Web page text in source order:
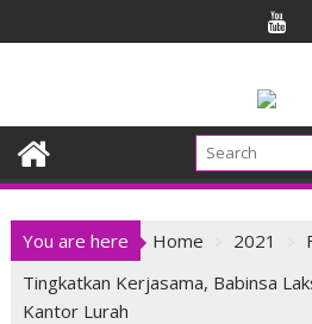
to
You are here Home 2021
Tingkatkan Kerjasama, Babinsa
Kantor Lurah